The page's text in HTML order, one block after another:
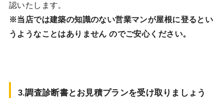
認いたします。
※当店では建築の知識のない営業マンが屋根に登るとい
うようなことはありません のでご安心ください。
3.調査診断書とお見積プランを受け取りましょう